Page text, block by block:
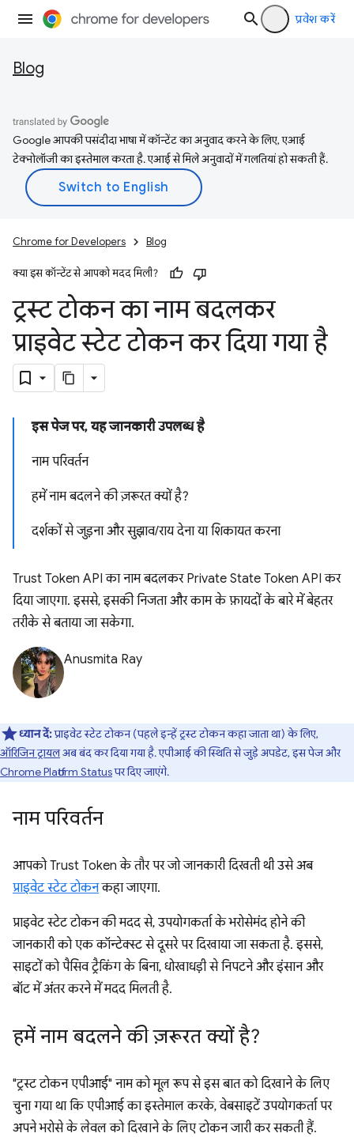
प्रवेश करें
Blog
Google आपकी पसंदीदा भाषा में कॉन्टेंट का अनुवाद करने के लिए, एआई
टेक्नोलॉजी का इस्तेमाल करता है. एआई से मिले अनुवादों में गलतियां हो सकती हैं.
Chrome for Developers Blog
क्या इस कॉन्टेंट से आपको मदद मिली?
ट्रस्ट टोकन का नाम बदलकर
प्राइवेट स्टेट टोकन कर दिया गया है
इस पेज पर, यह जानकारी उपलब्ध है
नाम परिवर्तन
हमें नाम बदलने की ज़रूरत क्यों है?
दर्शकों से जुड़ना और सुझाव/राय देना या शिकायत करना
Trust Token API का नाम बदलकर Private State Token API कर
दिया जाएगा. इससे, इसकी निजता और काम के फ़ायदों के बारे में बेहतर
तरीके से बताया जा सकेगा.
Anusmita Ray
ध्यान दें:प्राइवेट स्टेट टोकन (पहले इन्हें ट्रस्ट टोकन कहा जाता था) के लिए,
ऑरिजिन ट्रायलअब बंद कर दिया गया है. एपीआई की स्थिति से जुड़े अपडेट, इस पेज और
Chrome Platform Statusपर दिए जाएंगे.
नाम परिवर्तन
आपको Trust Token के तौर पर जो जानकारी दिखती थी उसे अब
प्राइवेट स्टेट टोकनकहा जाएगा.
प्राइवेट स्टेट टोकन की मदद से, उपयोगकर्ता के भरोसेमंद होने की
जानकारी को एक कॉन्टेक्स्ट से दूसरे पर दिखाया जा सकता है. इससे,
साइटों को पैसिव ट्रैकिंग के बिना, धोखाधड़ी से निपटने और इंसान और
बॉट में अंतर करने में मदद मिलती है.
हमें नाम बदलने की ज़रूरत क्यों है?
"ट्रस्ट टोकन एपीआई" नाम को मूल रूप से इस बात को दिखाने के लिए
चुना गया था कि एपीआई का इस्तेमाल करके, वेबसाइटें उपयोगकर्ता पर
अपने भरोसे के लेवल को दिखाने के लिए टोकन जारी कर सकती हैं.